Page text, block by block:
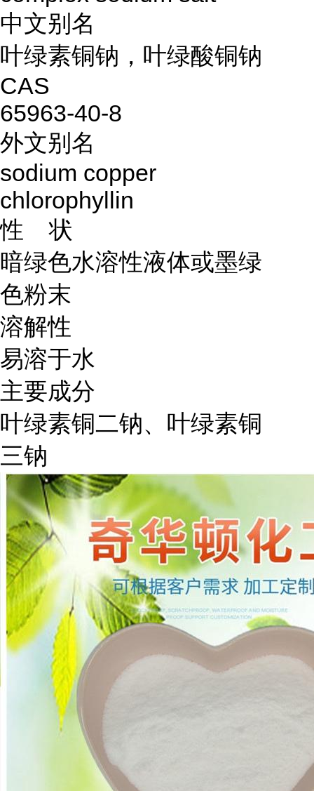
中文别名
叶绿素铜钠，叶绿酸铜钠
CAS
65963-40-8
外文别名
sodium copper
chlorophyllin
性 状
暗绿色水溶性液体或墨绿
色粉末
溶解性
易溶于水
主要成分
叶绿素铜二钠、叶绿素铜
三钠